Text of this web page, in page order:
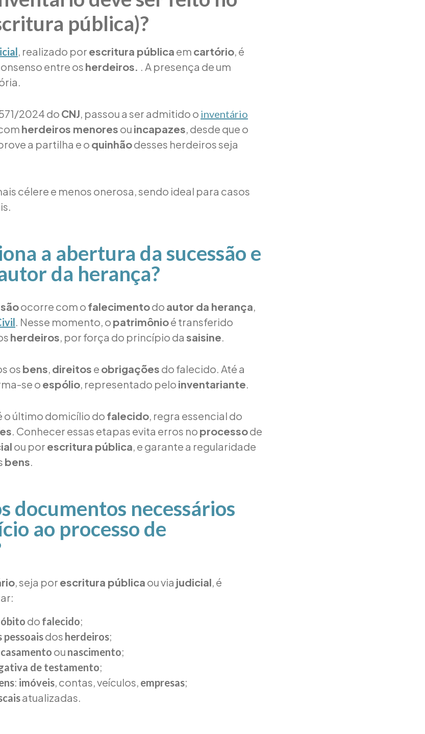
pública)?
, realizado por escritura pública em cartório, é
entre os herdeiros. . A presença de um
2024 doCNJ, passou a ser admitido o inventário
herdeiros menores ou incapazes, desde que o
a partilha e oquinhãodesses herdeiros seja
célere e menos onerosa, sendo ideal para casos
a abertura da sucessão e
da herança?
ocorre com o falecimentodo autor da herança,
. Nesse momento, o patrimônioé transferido
herdeiros, por força do princípio da saisine.
osbens, direitos e obrigações do falecido. Até a
se o espólio, representado pelo inventariante.
o último domicílio do falecido, regra essencial do
. Conhecer essas etapas evita erros no processode
ou por escritura pública, e garante a regularidade
bens.
documentos necessários
ao processo de
, seja por escritura pública ou via judicial, é
do falecido;
pessoaisdos herdeiros;
ou nascimento;
de testamento;
: imóveis, contas, veículos, empresas;
atualizadas.